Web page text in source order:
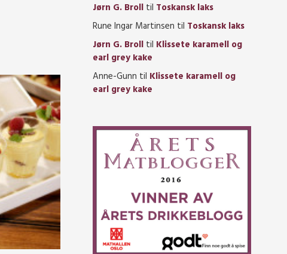
Jørn G. Broll til Toskansk laks
Rune Ingar Martinsen til Toskansk laks
Jørn G. Broll til Klissete karamell og
earl grey kake
Anne-Gunn til Klissete karamell og
earl grey kake